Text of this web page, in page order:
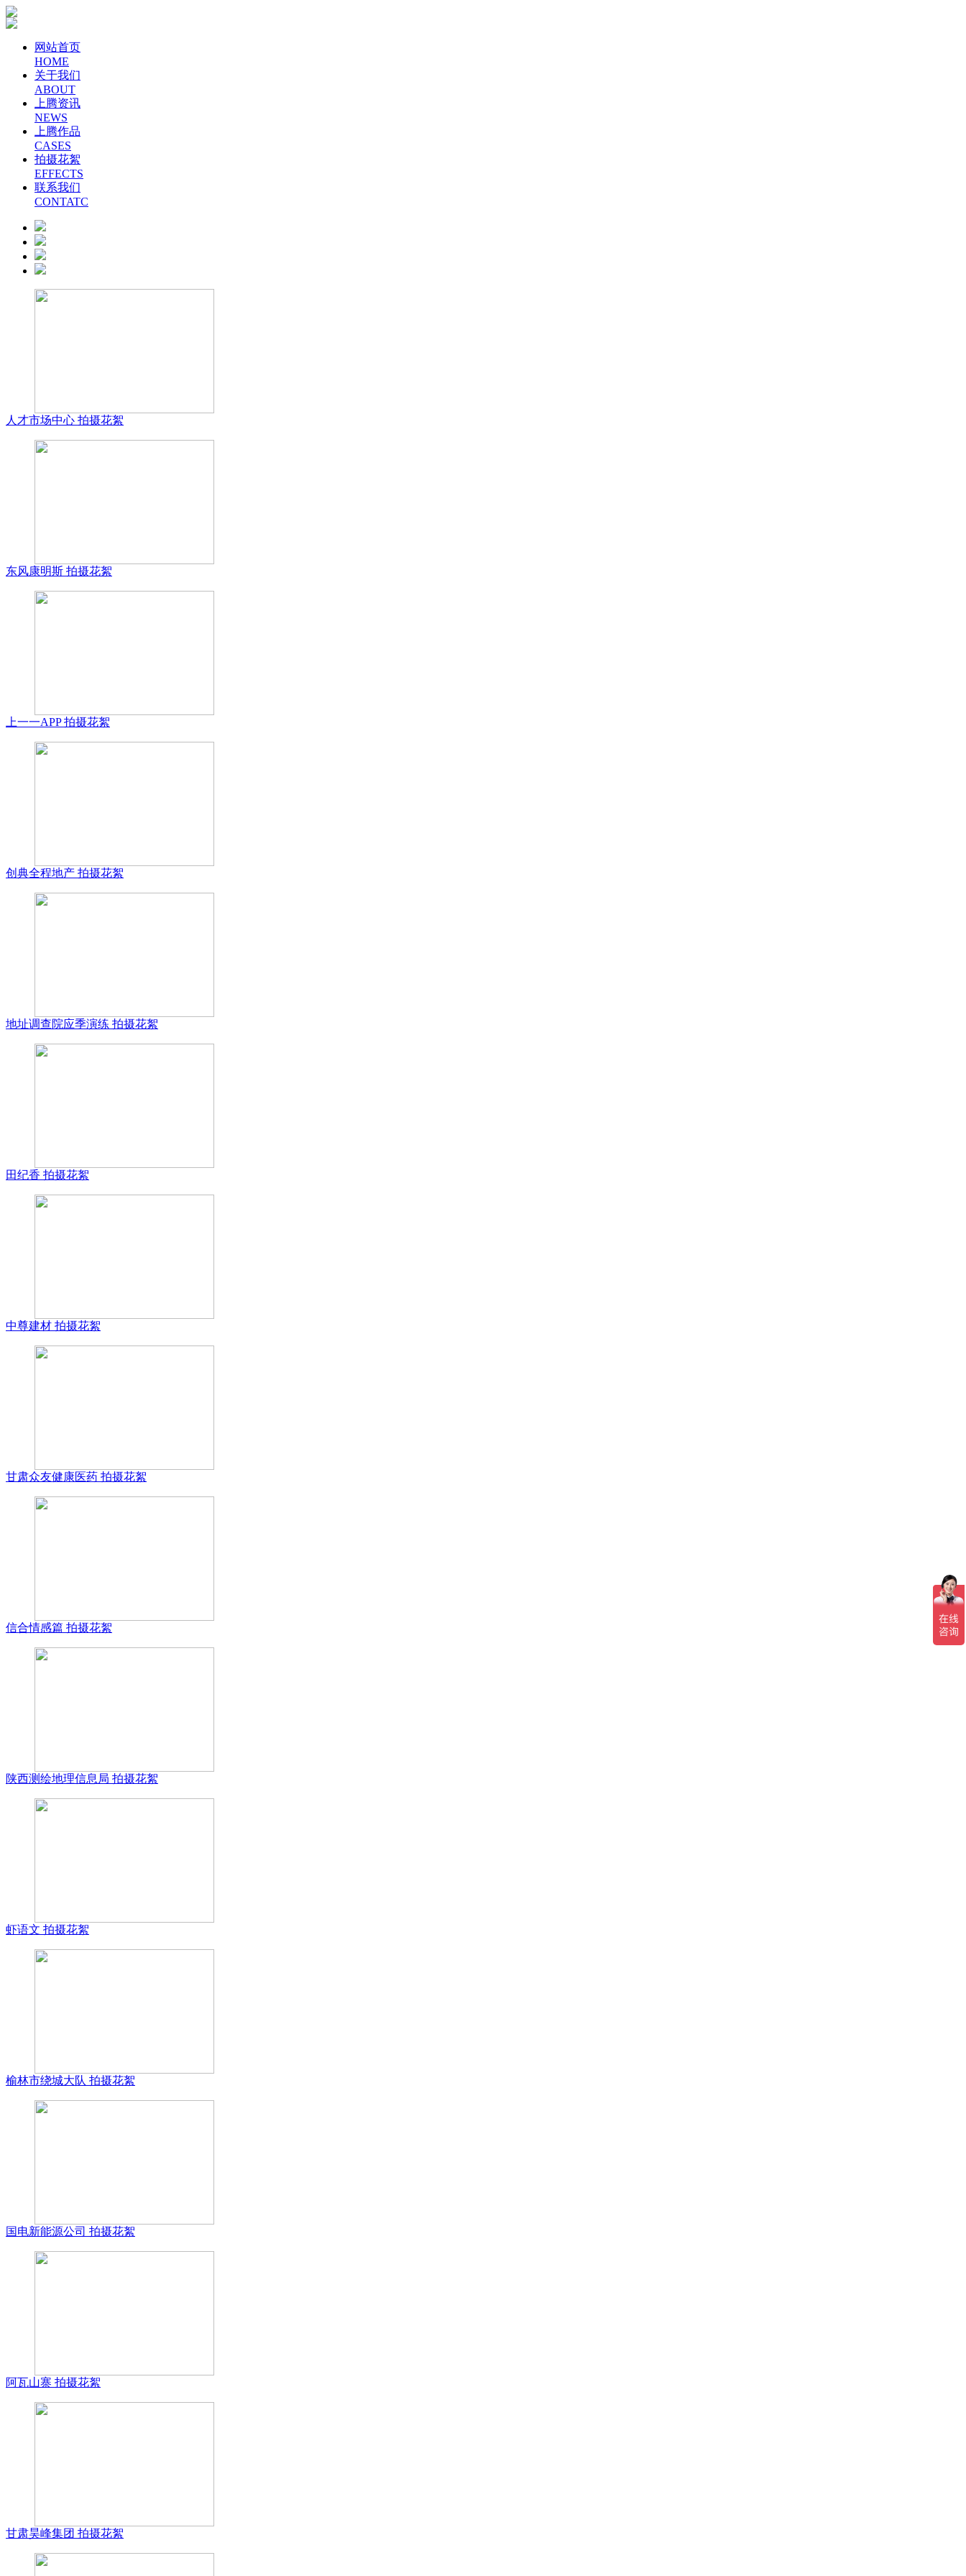
网站首页
HOME
关于我们
ABOUT
上腾资讯
NEWS
上腾作品
CASES
拍摄花絮
EFFECTS
联系我们
CONTATC
人才市场中心 拍摄花絮
东风康明斯 拍摄花絮
上一一APP 拍摄花絮
创典全程地产 拍摄花絮
地址调查院应季演练 拍摄花絮
田纪香 拍摄花絮
中尊建材 拍摄花絮
甘肃众友健康医药 拍摄花絮
信合情感篇 拍摄花絮
陕西测绘地理信息局 拍摄花絮
虾语文 拍摄花絮
榆林市绕城大队 拍摄花絮
国电新能源公司 拍摄花絮
阿瓦山寨 拍摄花絮
甘肃昊峰集团 拍摄花絮